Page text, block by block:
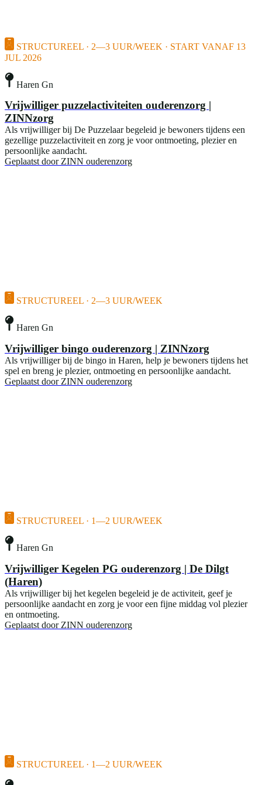
STRUCTUREEL · 2—3 UUR/WEEK · START VANAF 13
JUL 2026
Haren Gn
Vrijwilliger puzzelactiviteiten ouderenzorg |
ZINNzorg
Als vrijwilliger bij De Puzzelaar begeleid je bewoners tijdens een
gezellige puzzelactiviteit en zorg je voor ontmoeting, plezier en
persoonlijke aandacht.
Geplaatst door ZINN ouderenzorg
STRUCTUREEL · 2—3 UUR/WEEK
Haren Gn
Vrijwilliger bingo ouderenzorg | ZINNzorg
Als vrijwilliger bij de bingo in Haren, help je bewoners tijdens het
spel en breng je plezier, ontmoeting en persoonlijke aandacht.
Geplaatst door ZINN ouderenzorg
STRUCTUREEL · 1—2 UUR/WEEK
Haren Gn
Vrijwilliger Kegelen PG ouderenzorg | De Dilgt
(Haren)
Als vrijwilliger bij het kegelen begeleid je de activiteit, geef je
persoonlijke aandacht en zorg je voor een fijne middag vol plezier
en ontmoeting.
Geplaatst door ZINN ouderenzorg
STRUCTUREEL · 1—2 UUR/WEEK